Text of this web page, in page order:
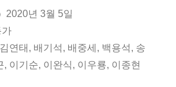
2020년 3월 5일
가
김연태 , 배기석, 배중세 , 백용석, 송
, 이기순, 이완식, 이우룡, 이종현